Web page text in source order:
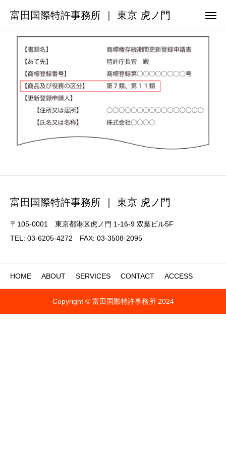
富田国際特許事務所 ｜ 東京 虎ノ門
富田国際特許事務所 ｜ 東京 虎ノ門
〒105-0001 東京都港区虎ノ門 1-16-9 双葉ビル5F
TEL: 03-6205-4272 FAX: 03-3508-2095
HOME ABOUT SERVICES CONTACT ACCESS
Copyright © 富田国際特許事務所 2024